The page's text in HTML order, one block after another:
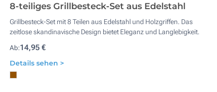
8-teiliges Grillbesteck-Set aus Edelstahl
Grillbesteck-Set mit 8 Teilen aus Edelstahl und Holzgriffen. Das
zeitlose skandinavische Design bietet Eleganz und Langlebigkeit.
Ab:14,95 €
Details sehen >